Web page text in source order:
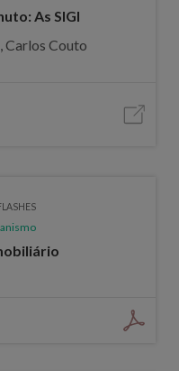
As SIGI
Carlos Couto